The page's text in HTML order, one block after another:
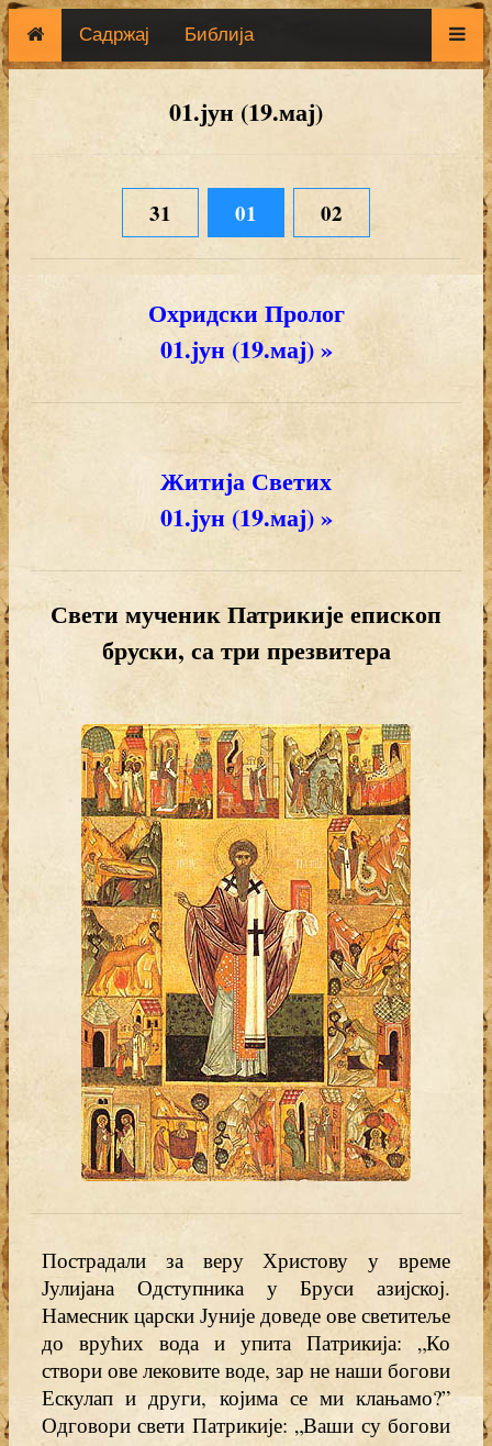
Садржај Библија
01.јун (19.мај)
31 01 02
Охридски Пролог
01.јун (19.мај) »
Житија Светих
01.јун (19.мај) »
Свети мученик Патрикије епископ
бруски, са три презвитера
Пострадали за веру Христову у време
Јулијана Одступника у Бруси азијској.
Намесник царски Јуније доведе ове светитеље
до врућих вода и упита Патрикија: „Ко
створи ове лековите воде, зар не наши богови
Ескулап и други, којима се ми клањамо?”
Одговори свети Патрикије: „Ваши су богови